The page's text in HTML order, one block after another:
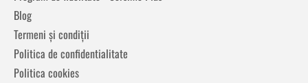
Blog
Termeni și condiții
Politica de confidentialitate
Politica cookies